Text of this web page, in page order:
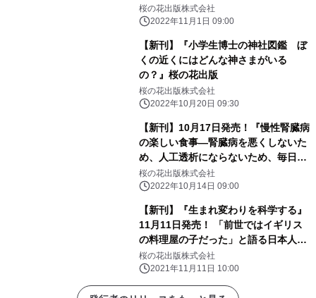
ために―桜の花出版
桜の花出版株式会社
2022年11月1日 09:00
【新刊】『小学生博士の神社図鑑 ぼ
くの近くにはどんな神さまがいる
の？』桜の花出版
桜の花出版株式会社
2022年10月20日 09:30
【新刊】10月17日発売！『慢性腎臓病
の楽しい食事―腎臓病を悪くしないた
め、人工透析にならないため、毎日が
んばっているあなたへ』桜の花出版
桜の花出版株式会社
2022年10月14日 09:00
【新刊】『生まれ変わりを科学する』
11月11日発売！ 「前世ではイギリス
の料理屋の子だった」と語る日本人の
男の子は、当事者しか知り得ない情報
を語り始めた—
桜の花出版株式会社
2021年11月11日 10:00